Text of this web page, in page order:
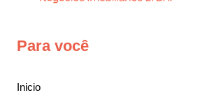
Para você
Inicio